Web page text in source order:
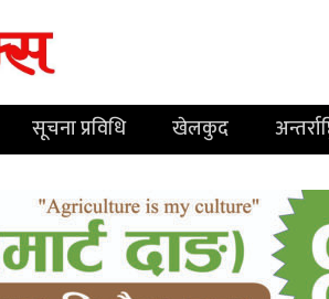
सूचना प्रविधि खेलकुद